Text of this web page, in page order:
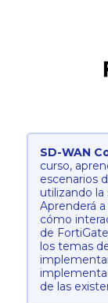
SD-WAN
curso,
escenarios
utilizando
Aprenderá
cómo
de
los temas
de las